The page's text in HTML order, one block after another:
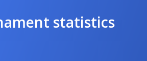
statistics